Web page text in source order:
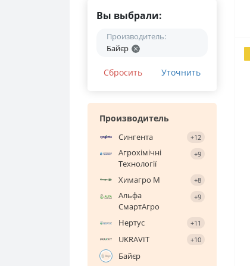
ТерраТарса (TerraTarsa) (8)
Ferteffect (17)
Манипуляторы (1)
Глубокорыхлители (Чизель) (5)
(вариаторные) (19)
Вы выбрали:
Производитель:
Байєр
Сбросить Уточнить
Производитель
Сингента +12
Агрохімічні
Технології
+9
Химагро М +8
Альфа
СмартАгро
+9
Нертус +11
UKRAVIT +10
Байєр